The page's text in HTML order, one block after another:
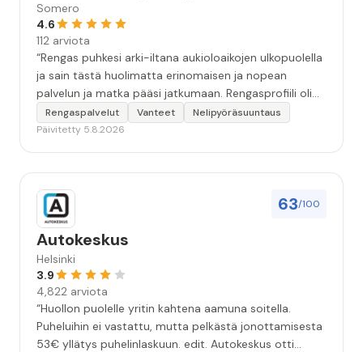
Somero
4.6
112 arviota
“Rengas puhkesi arki-iltana aukioloaikojen ulkopuolella
ja sain tästä huolimatta erinomaisen ja nopean
palvelun ja matka pääsi jatkumaan. Rengasprofiili oli
hieman erikoinen mutta löytyi varastosta. Iso kiitos
Santeri Ruponen ”
Rengaspalvelut Vanteet
Nelipyöräsuuntaus
Päivitetty 5.8.2026
63/100
Autokeskus
Helsinki
3.9
4,822 arviota
“Huollon puolelle yritin kahtena aamuna soitella.
Puheluihin ei vastattu, mutta pelkästä jonottamisesta
53€ yllätys puhelinlaskuun. edit. Autokeskus otti